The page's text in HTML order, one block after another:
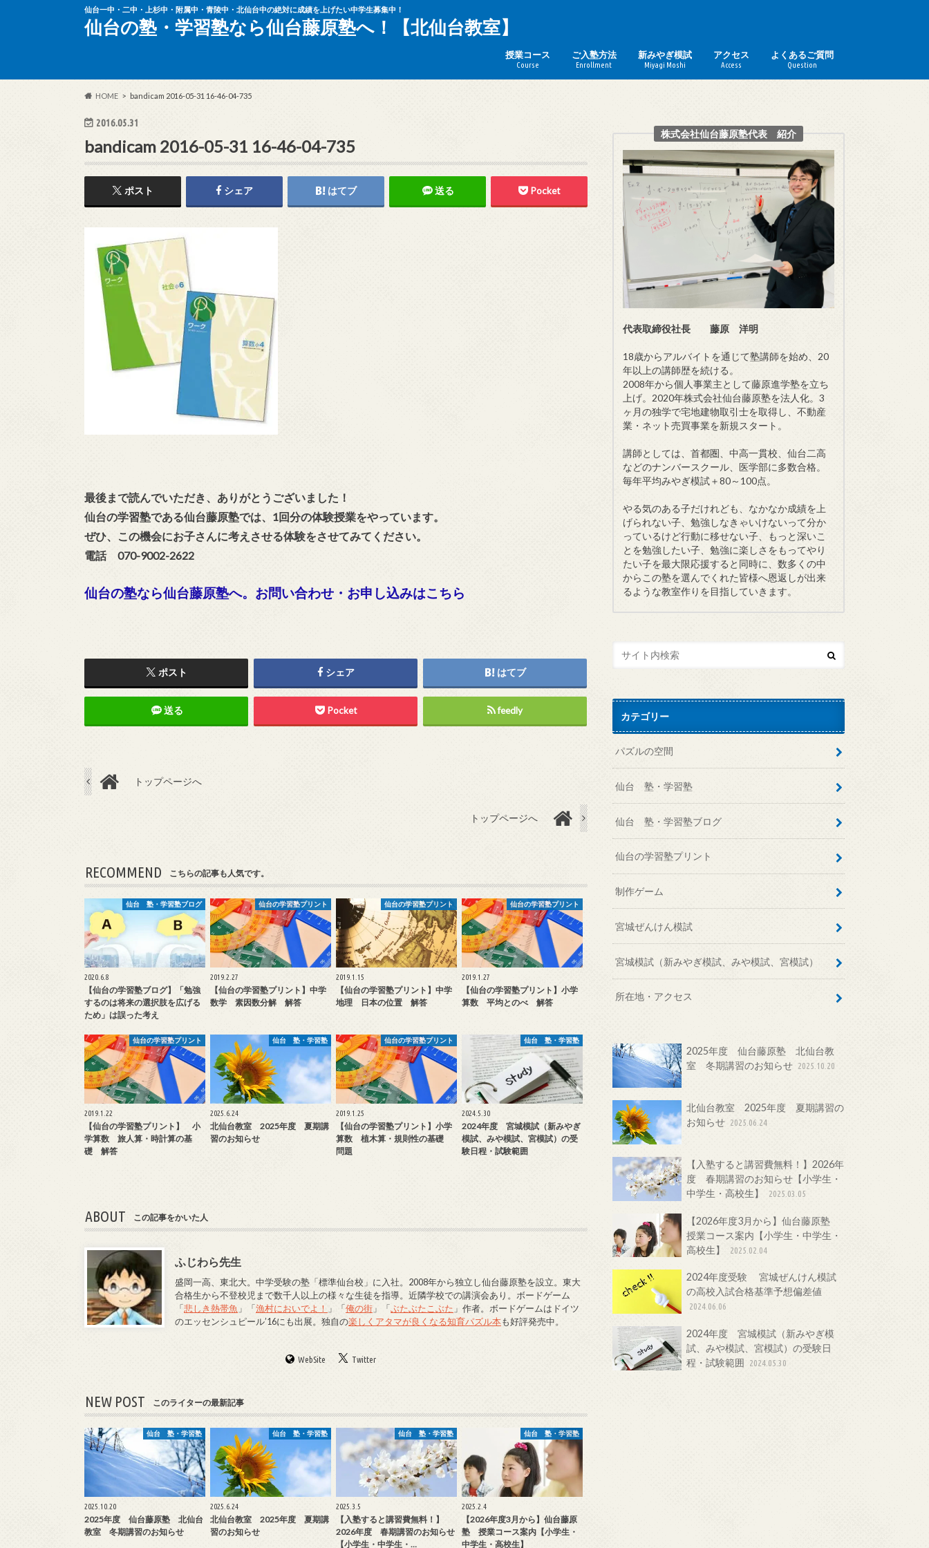
仙台一中・二中・上杉中・附属中・青陵中・北仙台中の絶対に成績を上げたい中学生募集中！
仙台の塾・学習塾なら仙台藤原塾へ！【北仙台教室】
授業コース
Course
ご入塾方法
Enrollment
新みやぎ模試
Miyagi Moshi
アクセス
Access
よくあるご質問
Question
HOME bandicam 2016-05-31 16-46-04-735
2016.05.31
bandicam 2016-05-31 16-46-04-735
ポスト シェア はてブ 送る Pocket
最後まで読んでいただき、ありがとうございました！
仙台の学習塾である仙台藤原塾では、1回分の体験授業をやっています。
ぜひ、この機会にお子さんに考えさせる体験をさせてみてください。
電話 070-9002-2622
仙台の塾なら仙台藤原塾へ。お問い合わせ・お申し込みはこちら
ポスト シェア はてブ
送る Pocket feedly
トップページへ
トップページへ
RECOMMEND こちらの記事も人気です。
仙台 塾・学習塾ブログ
2020.6.8
【仙台の学習塾ブログ】「勉強
するのは将来の選択肢を広げる
ため」は誤った考え
仙台の学習塾プリント
2019.2.27
【仙台の学習塾プリント】中学
数学 素因数分解 解答
仙台の学習塾プリント
2019.1.15
【仙台の学習塾プリント】中学
地理 日本の位置 解答
仙台の学習塾プリント
2019.1.27
【仙台の学習塾プリント】小学
算数 平均とのべ 解答
仙台の学習塾プリント
2019.1.22
【仙台の学習塾プリント】 小
学算数 旅人算・時計算の基
礎 解答
仙台 塾・学習塾
2025.6.24
北仙台教室 2025年度 夏期講
習のお知らせ
仙台の学習塾プリント
2019.1.25
【仙台の学習塾プリント】小学
算数 植木算・規則性の基礎
問題
仙台 塾・学習塾
2024.5.30
2024年度 宮城模試（新みやぎ
模試、みや模試、宮模試）の受
験日程・試験範囲
ABOUT この記事をかいた人
ふじわら先生
盛岡一高、東北大。中学受験の塾「標準仙台校」に入社。2008年から独立し仙台藤原塾を設立。東大
合格生から不登校児まで数千人以上の様々な生徒を指導。近隣学校での講演会あり。ボードゲーム
「悲しき熱帯魚 」「漁村においでよ！ 」「俺の街 」「ぶたぶたこぶた 」作者。ボードゲームはドイツ
のエッセンシュピール’16にも出展。独自の楽しくアタマが良くなる知育パズル本も好評発売中。
WebSite Twitter
NEW POST このライターの最新記事
仙台 塾・学習塾
2025.10.20
2025年度 仙台藤原塾 北仙台
教室 冬期講習のお知らせ
仙台 塾・学習塾
2025.6.24
北仙台教室 2025年度 夏期講
習のお知らせ
仙台 塾・学習塾
2025.3.5
【入塾すると講習費無料！】
2026年度 春期講習のお知らせ
【小学生・中学生・…
仙台 塾・学習塾
2025.2.4
【2026年度3月から】仙台藤原
塾 授業コース案内【小学生・
中学生・高校生】
株式会社仙台藤原塾代表 紹介
代表取締役社長 藤原 洋明
18歳からアルバイトを通じて塾講師を始め、20
年以上の講師歴を続ける。
2008年から個人事業主として藤原進学塾を立ち
上げ。2020年株式会社仙台藤原塾を法人化。3
ヶ月の独学で宅地建物取引士を取得し、不動産
業・ネット売買事業を新規スタート。
講師としては、首都圏、中高一貫校、仙台二高
などのナンバースクール、医学部に多数合格。
毎年平均みやぎ模試＋80～100点。
やる気のある子だけれども、なかなか成績を上
げられない子、勉強しなきゃいけないって分か
っているけど行動に移せない子、もっと深いこ
とを勉強したい子、勉強に楽しさをもってやり
たい子を最大限応援すると同時に、数多くの中
からこの塾を選んでくれた皆様へ恩返しが出来
るような教室作りを目指していきます。
カテゴリー
パズルの空間
仙台 塾・学習塾
仙台 塾・学習塾ブログ
仙台の学習塾プリント
制作ゲーム
宮城ぜんけん模試
宮城模試（新みやぎ模試、みや模試、宮模試）
所在地・アクセス
2025年度 仙台藤原塾 北仙台教
室 冬期講習のお知らせ 2025.10.20
北仙台教室 2025年度 夏期講習の
お知らせ 2025.06.24
【入塾すると講習費無料！】2026年
度 春期講習のお知らせ【小学生・
中学生・高校生】
2025.03.05
【2026年度3月から】仙台藤原塾
授業コース案内【小学生・中学生・
高校生】
2025.02.04
2024年度受験 宮城ぜんけん模試
の高校入試合格基準予想偏差値
2024.06.06
2024年度 宮城模試（新みやぎ模
試、みや模試、宮模試）の受験日
程・試験範囲
2024.05.30